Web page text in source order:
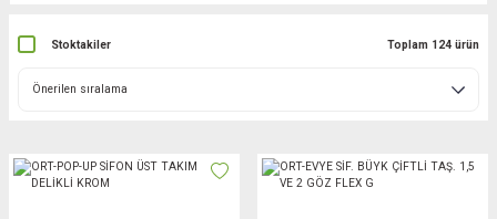
Stoktakiler Toplam 124 ürün